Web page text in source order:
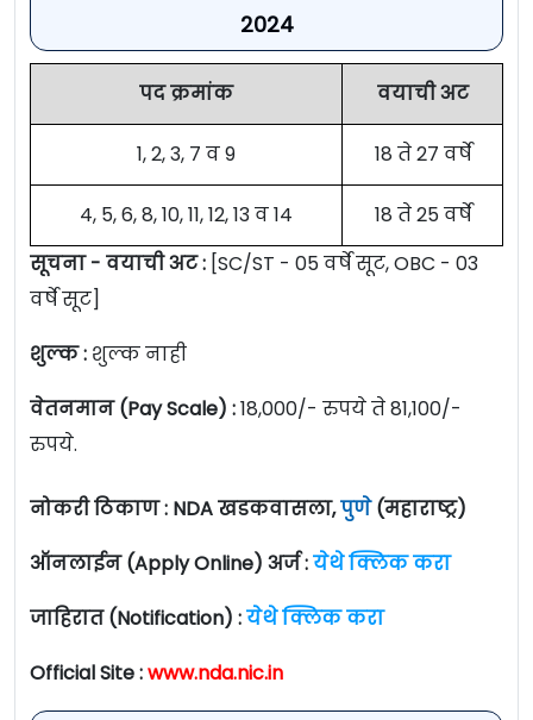
2024
पद क्रमांक वयाची अट
1, 2, 3, 7 व 9 18 ते 27 वर्षे
4, 5, 6, 8, 10, 11, 12, 13 व 14
18 ते 25 वर्षे
सूचना - वयाची अट : [SC/ST - 05 वर्षे सूट, OBC - 03
वर्षे सूट]
शुल्क : शुल्क नाही
वेतनमान (Pay Scale) :18,000/- रुपये ते 81,100/-
रुपये.
नोकरी ठिकाण : NDA खडकवासला,पुणे(महाराष्ट्र)
ऑनलाईन (Apply Online) अर्ज :येथे क्लिक करा
जाहिरात (Notification) :येथे क्लिक करा
Official Site :www.nda.nic.in